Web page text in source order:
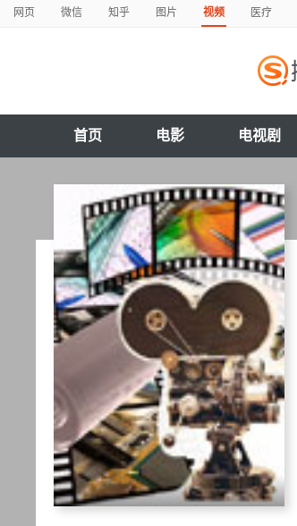
网页 微信 知乎 图片 视频 医疗
首页 电影 电视剧